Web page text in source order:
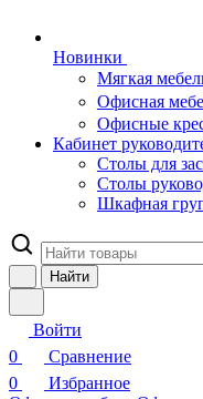
Новинки
Мягкая
Офисная
Офисные
Кабинет
Столы для
Столы
Шкафная
Найти
Войти
0
Сравнение
0
Избранное